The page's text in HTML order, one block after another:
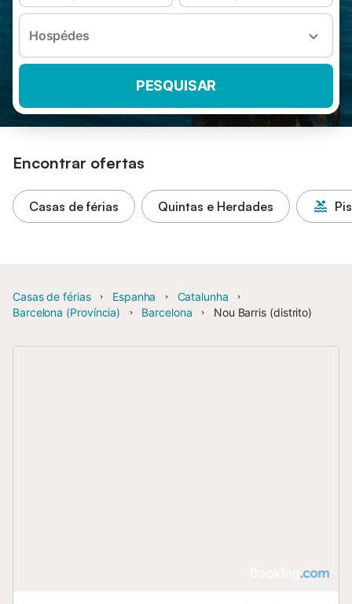
Hospédes
PESQUISAR
Encontrar ofertas
Casas de férias Quintas e Herdades
Casas de férias Espanha
Catalunha
Barcelona (Província)
Barcelona Nou Barris (distrito)